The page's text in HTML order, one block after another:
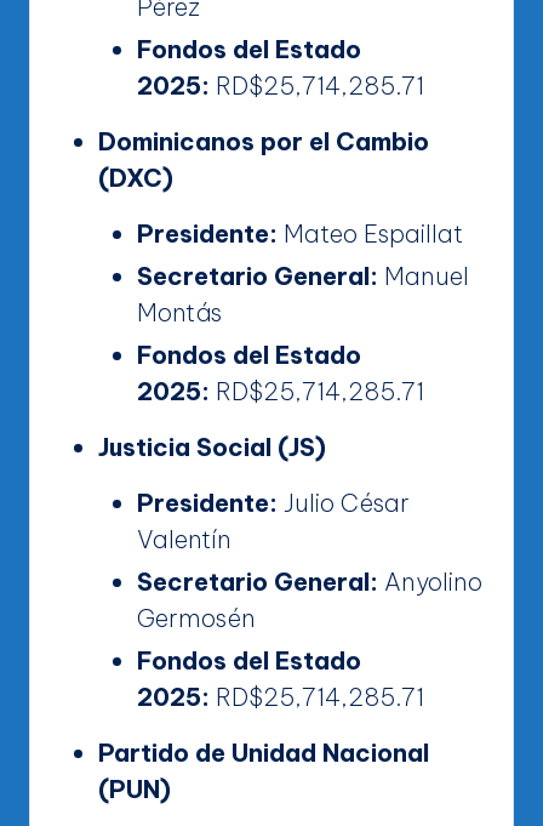
Pérez
Fondos del Estado
2025: RD$25,714,285.71
Dominicanos por el Cambio
(DXC)
Presidente: Mateo Espaillat
Secretario General: Manuel
Montás
Fondos del Estado
2025: RD$25,714,285.71
Justicia Social (JS)
Presidente: Julio César
Valentín
Secretario General: Anyolino
Germosén
Fondos del Estado
2025: RD$25,714,285.71
Partido de Unidad Nacional
(PUN)